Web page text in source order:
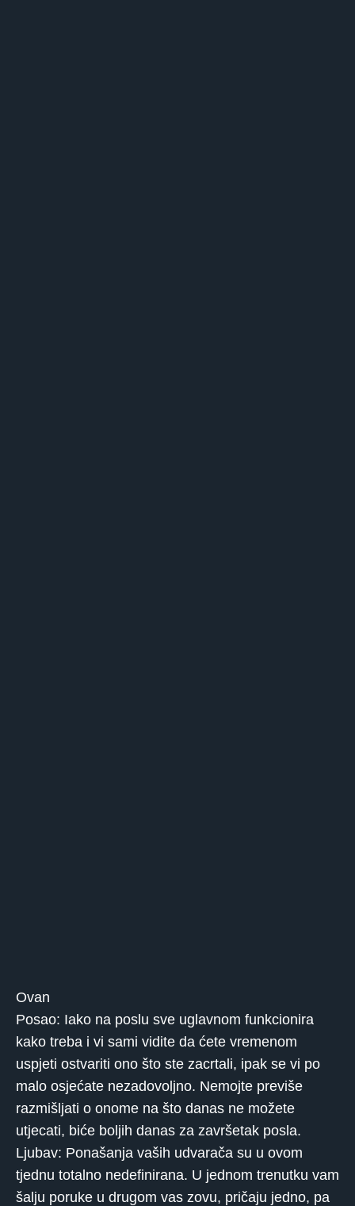
Ovan
Posao: Iako na poslu sve uglavnom funkcionira
kako treba i vi sami vidite da ćete vremenom
uspjeti ostvariti ono što ste zacrtali, ipak se vi po
malo osjećate nezadovoljno. Nemojte previše
razmišljati o onome na što danas ne možete
utjecati, biće boljih danas za završetak posla.
Ljubav: Ponašanja vaših udvarača su u ovom
tjednu totalno nedefinirana. U jednom trenutku vam
šalju poruke u drugom vas zovu, pričaju jedno, pa